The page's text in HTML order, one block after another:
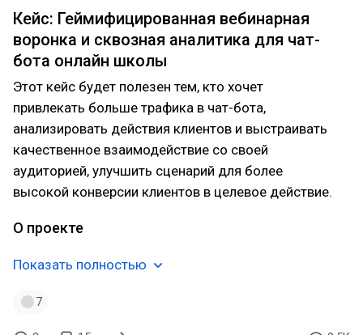
Кейс: Геймифицированная вебинарная
воронка и сквозная аналитика для чат-
бота онлайн школы
Этот кейс будет полезен тем, кто хочет
привлекать больше трафика в чат-бота,
анализировать действия клиентов и выстраивать
качественное взаимодействие со своей
аудиторией, улучшить сценарий для более
высокой конверсии клиентов в целевое действие.
О проекте
Показать полностью
7